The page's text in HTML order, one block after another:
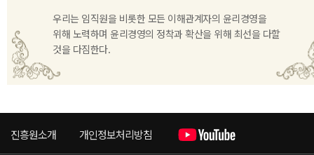
우리는 임직원을 비롯한 모든 이해관계자의 윤리경영을
위해 노력하며 윤리경영의 정착과 확산을 위해 최선을 다할
것을 다짐한다.
진흥원소개 개인정보처리방침